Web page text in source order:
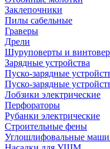
Заклепочники
Пилы сабельные
Граверы
Дрели
Шуруповерты и
Зарядные устройства
Пуско-зарядные
Пуско-зарядные
Лобзики электрические
Перфораторы
Рубанки электрические
Строительные фены
Углошлифовальные